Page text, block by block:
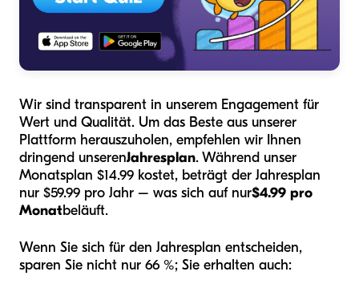
Wir sind transparent in unserem Engagement für
Wert und Qualität. Um das Beste aus unserer
Plattform herauszuholen, empfehlen wir Ihnen
dringend unserenJahresplan. Während unser
Monatsplan $14.99 kostet, beträgt der Jahresplan
nur $59.99 pro Jahr – was sich auf nur$4.99 pro
Monatbeläuft.
Wenn Sie sich für den Jahresplan entscheiden,
sparen Sie nicht nur 66 %; Sie erhalten auch: